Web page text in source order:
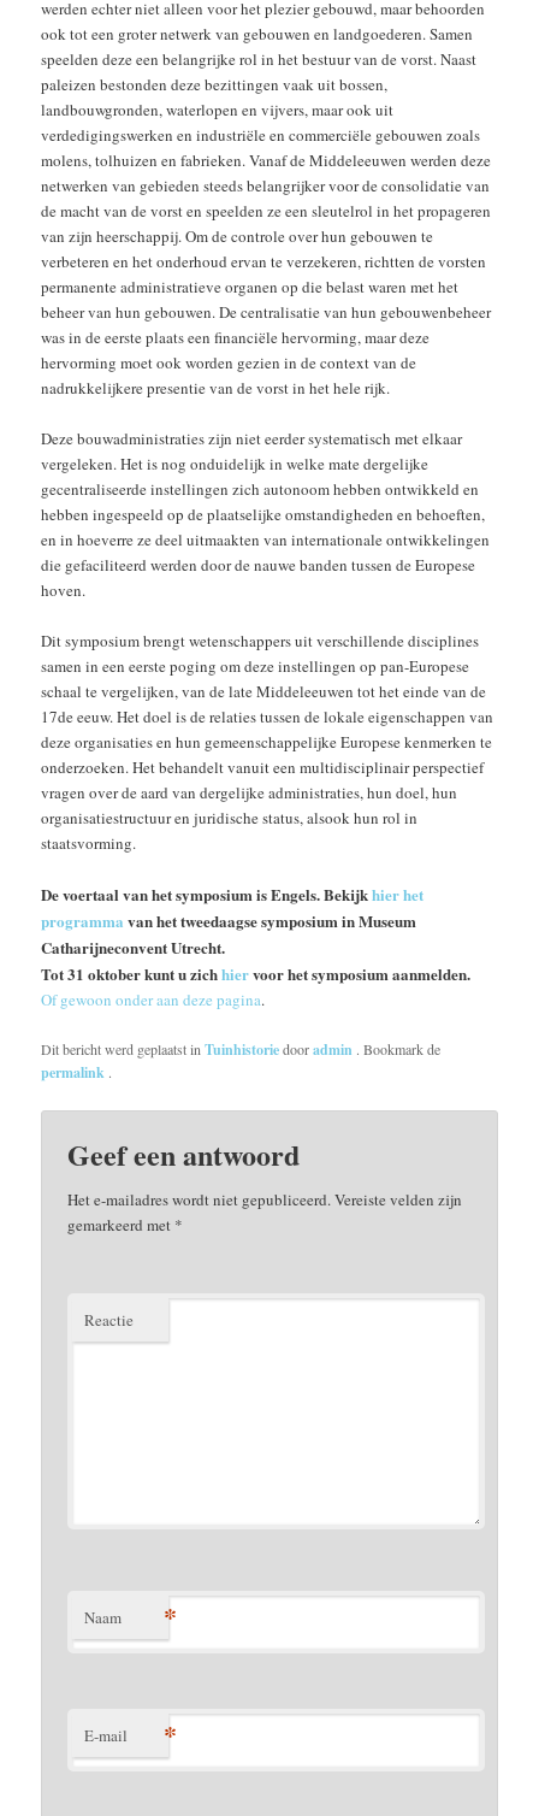
werden echter niet alleen voor het plezier gebouwd, maar behoorden
ook tot een groter netwerk van gebouwen en landgoederen. Samen
speelden deze een belangrijke rol in het bestuur van de vorst. Naast
paleizen bestonden deze bezittingen vaak uit bossen,
landbouwgronden, waterlopen en vijvers, maar ook uit
verdedigingswerken en industriële en commerciële gebouwen zoals
molens, tolhuizen en fabrieken. Vanaf de Middeleeuwen werden deze
netwerken van gebieden steeds belangrijker voor de consolidatie van
de macht van de vorst en speelden ze een sleutelrol in het propageren
van zijn heerschappij. Om de controle over hun gebouwen te
verbeteren en het onderhoud ervan te verzekeren, richtten de vorsten
permanente administratieve organen op die belast waren met het
beheer van hun gebouwen. De centralisatie van hun gebouwenbeheer
was in de eerste plaats een financiële hervorming, maar deze
hervorming moet ook worden gezien in de context van de
nadrukkelijkere presentie van de vorst in het hele rijk.
Deze bouwadministraties zijn niet eerder systematisch met elkaar
vergeleken. Het is nog onduidelijk in welke mate dergelijke
gecentraliseerde instellingen zich autonoom hebben ontwikkeld en
hebben ingespeeld op de plaatselijke omstandigheden en behoeften,
en in hoeverre ze deel uitmaakten van internationale ontwikkelingen
die gefaciliteerd werden door de nauwe banden tussen de Europese
hoven.
Dit symposium brengt wetenschappers uit verschillende disciplines
samen in een eerste poging om deze instellingen op pan-Europese
schaal te vergelijken, van de late Middeleeuwen tot het einde van de
17de eeuw. Het doel is de relaties tussen de lokale eigenschappen van
deze organisaties en hun gemeenschappelijke Europese kenmerken te
onderzoeken. Het behandelt vanuit een multidisciplinair perspectief
vragen over de aard van dergelijke administraties, hun doel, hun
organisatiestructuur en juridische status, alsook hun rol in
staatsvorming.
De voertaal van het symposium is Engels. Bekijkhier het
programma van het tweedaagse symposium in Museum
Catharijneconvent Utrecht.
Tot 31 oktober kunt u zichhiervoor het symposium aanmelden.
Of gewoon onder aan deze pagina.
Dit bericht werd geplaatst inTuinhistoriedooradmin . Bookmark de
permalink .
Geef een antwoord
Het e-mailadres wordt niet gepubliceerd.Vereiste velden zijn
gemarkeerd met *
Reactie
Naam *
E-mail *